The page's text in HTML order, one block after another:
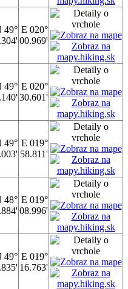
49° E 020°
00.969'
49° E 020°
30.601'
49° E 019°
58.811'
48° E 019°
08.996'
49° E 019°
16.763'